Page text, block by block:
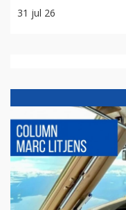
31 jul 26